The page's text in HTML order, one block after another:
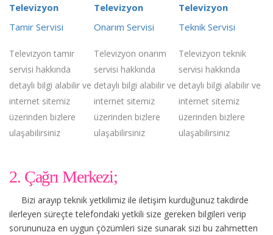
Televizyon
Tamir Servisi
Televizyon tamir
servisi hakkında
detaylı bilgi alabilir ve
internet sitemiz
üzerinden bizlere
ulaşabilirsiniz
Televizyon
Onarım Servisi
Televizyon onarım
servisi hakkında
detaylı bilgi alabilir ve
internet sitemiz
üzerinden bizlere
ulaşabilirsiniz
Televizyon
Teknik Servisi
Televizyon teknik
servisi hakkında
detaylı bilgi alabilir ve
internet sitemiz
üzerinden bizlere
ulaşabilirsiniz
2. Çağrı Merkezi;
Bizi arayıp teknik yetkilimiz ile iletişim kurduğunuz takdirde
ilerleyen süreçte telefondaki yetkili size gereken bilgileri verip
sorununuza en uygun çözümleri size sunarak sizi bu zahmetten